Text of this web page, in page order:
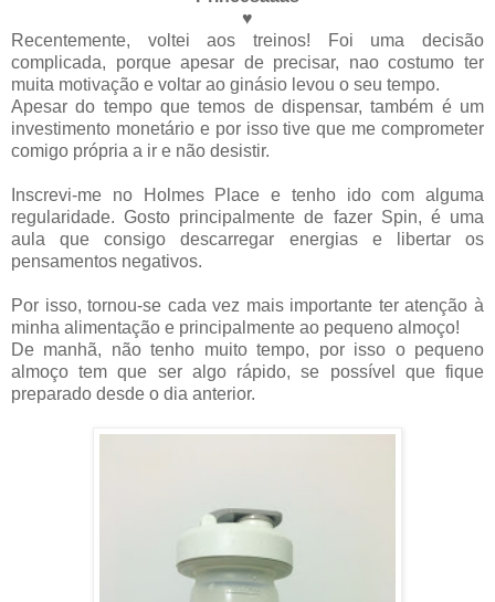
♥
Recentemente, voltei aos treinos! Foi uma decisão
complicada, porque apesar de precisar, nao costumo ter
muita motivação e voltar ao ginásio levou o seu tempo.
Apesar do tempo que temos de dispensar, também é um
investimento monetário e por isso tive que me comprometer
comigo própria a ir e não desistir.
Inscrevi-me no Holmes Place e tenho ido com alguma
regularidade. Gosto principalmente de fazer Spin, é uma
aula que consigo descarregar energias e libertar os
pensamentos negativos.
Por isso, tornou-se cada vez mais importante ter atenção à
minha alimentação e principalmente ao pequeno almoço!
De manhã, não tenho muito tempo, por isso o pequeno
almoço tem que ser algo rápido, se possível que fique
preparado desde o dia anterior.